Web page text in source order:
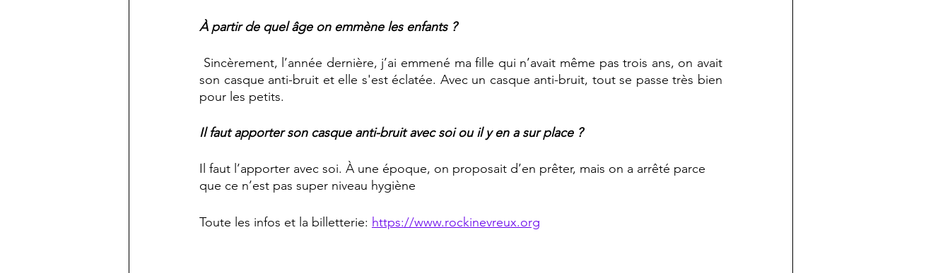
À partir de quel âge on emmène les enfants ?
son casque anti-bruit et elle s'est éclatée. Avec un casque anti-bruit, tout se passe très bien
pour les petits.
Il faut apporter son casque anti-bruit avec soi ou il y en a sur place ?
Il faut l’apporter avec soi. À une époque, on proposait d’en prêter, mais on a arrêté parce
que ce n’est pas super niveau hygiène
Toute les infos et la billetterie: https://www.rockinevreux.org